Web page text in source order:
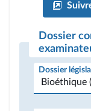
Dossier
Dossier